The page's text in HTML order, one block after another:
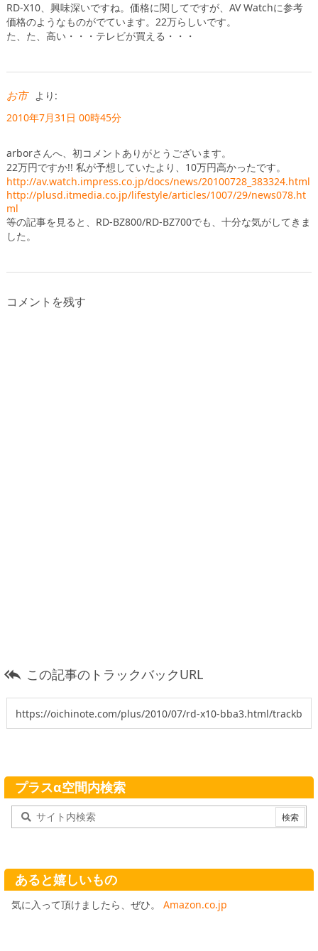
RD-X10、興味深いですね。価格に関してですが、AV Watchに参考
価格のようなものがでています。22万らしいです。
た、た、高い・・・テレビが買える・・・
お市 より:
2010年7月31日 00時45分
arborさんへ、初コメントありがとうございます。
22万円ですか!! 私が予想していたより、10万円高かったです。
http://av.watch.impress.co.jp/docs/news/20100728_383324.html
http://plusd.itmedia.co.jp/lifestyle/articles/1007/29/news078.ht
ml
等の記事を見ると、RD-BZ800/RD-BZ700でも、十分な気がしてきま
した。
コメントを残す
 この記事のトラックバックURL
プラスα空間内検索
あると嬉しいもの
気に入って頂けましたら、ぜひ。 Amazon.co.jp